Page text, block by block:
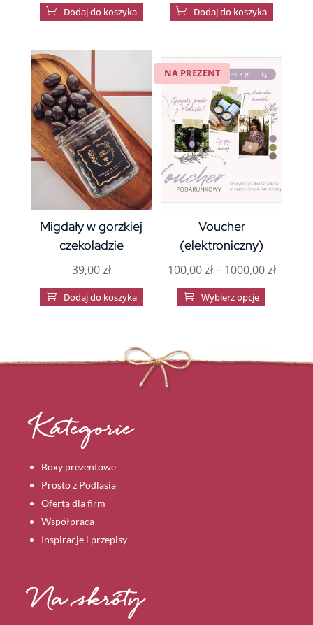
 Dodaj do koszyka  Dodaj do koszyka
Migdały w gorzkiej
czekoladzie
39,00zł
 Dodaj do koszyka
NA PREZENT
Voucher
(elektroniczny)
100,00zł– 1000,00złZakres
 Wybierz opcje
Ten
produkt
Kategorie
Boxy prezentowe
Prosto z Podlasia
Oferta dla firm
Współpraca
Inspiracje i przepisy
Na skróty